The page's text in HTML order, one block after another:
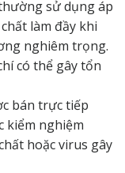
sử dụng áp
làm đầy khi
nghiêm trọng.
có thể gây tổn
bán trực tiếp
kiểm nghiệm
hoặc virus gây